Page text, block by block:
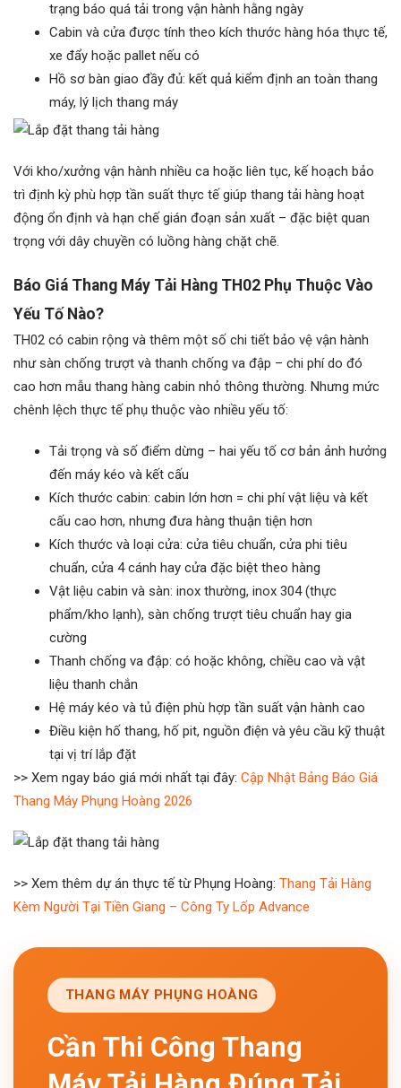
trạng báo quá tải trong vận hành hằng ngày
Cabin và cửa được tính theo kích thước hàng hóa thực tế,
xe đẩy hoặc pallet nếu có
Hồ sơ bàn giao đầy đủ: kết quả kiểm định an toàn thang
máy, lý lịch thang máy
Với kho/xưởng vận hành nhiều ca hoặc liên tục, kế hoạch bảo
trì định kỳ phù hợp tần suất thực tế giúp thang tải hàng hoạt
động ổn định và hạn chế gián đoạn sản xuất – đặc biệt quan
trọng với dây chuyền có luồng hàng chặt chẽ.
Báo Giá Thang Máy Tải Hàng TH02 Phụ Thuộc Vào
Yếu Tố Nào?
TH02 có cabin rộng và thêm một số chi tiết bảo vệ vận hành
như sàn chống trượt và thanh chống va đập – chi phí do đó
cao hơn mẫu thang hàng cabin nhỏ thông thường. Nhưng mức
chênh lệch thực tế phụ thuộc vào nhiều yếu tố:
Tải trọng và số điểm dừng – hai yếu tố cơ bản ảnh hưởng
đến máy kéo và kết cấu
Kích thước cabin: cabin lớn hơn = chi phí vật liệu và kết
cấu cao hơn, nhưng đưa hàng thuận tiện hơn
Kích thước và loại cửa: cửa tiêu chuẩn, cửa phi tiêu
chuẩn, cửa 4 cánh hay cửa đặc biệt theo hàng
Vật liệu cabin và sàn: inox thường, inox 304 (thực
phẩm/kho lạnh), sàn chống trượt tiêu chuẩn hay gia
cường
Thanh chống va đập: có hoặc không, chiều cao và vật
liệu thanh chắn
Hệ máy kéo và tủ điện phù hợp tần suất vận hành cao
Điều kiện hố thang, hố pit, nguồn điện và yêu cầu kỹ thuật
tại vị trí lắp đặt
>> Xem ngay báo giá mới nhất tại đây: Cập Nhật Bảng Báo Giá
Thang Máy Phụng Hoàng 2026
>> Xem thêm dự án thực tế từ Phụng Hoàng: Thang Tải Hàng
Kèm Người Tại Tiền Giang – Công Ty Lốp Advance
THANG MÁY PHỤNG HOÀNG
Cần Thi Công Thang